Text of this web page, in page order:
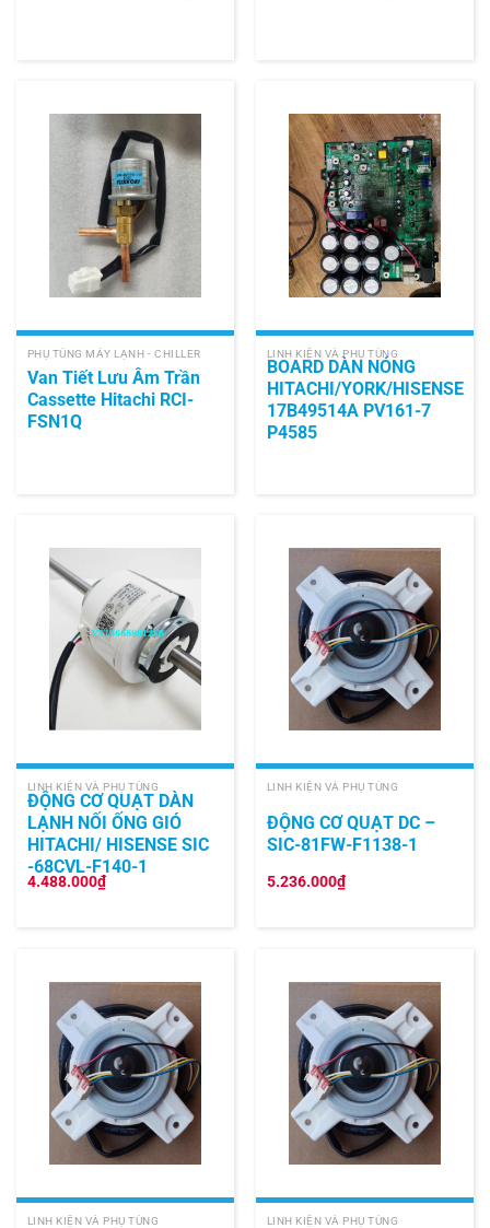
PHỤ TÙNG MÁY LẠNH - CHILLER
Van Tiết Lưu Âm Trần
Cassette Hitachi RCI-
FSN1Q
LINH KIỆN VÀ PHỤ TÙNG
BOARD DÀN NÓNG
HITACHI/YORK/HISENSE
17B49514A PV161-7
P4585
LINH KIỆN VÀ PHỤ TÙNG
ĐỘNG CƠ QUẠT DÀN
LẠNH NỐI ỐNG GIÓ
HITACHI/ HISENSE SIC
-68CVL-F140-1
4.488.000₫
LINH KIỆN VÀ PHỤ TÙNG
ĐỘNG CƠ QUẠT DC –
SIC-81FW-F1138-1
5.236.000₫
LINH KIỆN VÀ PHỤ TÙNG LINH KIỆN VÀ PHỤ TÙNG